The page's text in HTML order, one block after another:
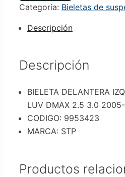
Categoría: Bieletas de
Descripción
Descripción
BIELETA DELANTERA
LUV DMAX 2.5 3.0
CODIGO: 9953423
MARCA: STP
Productos